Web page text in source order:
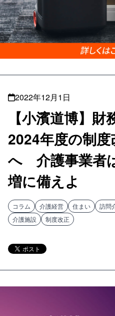
2022年12月1日
【小濱道博】財
2024年度の制
へ 介護事業者
増に備えよ
コラム 介護経営 住まい 訪問
介護施設
制度改正